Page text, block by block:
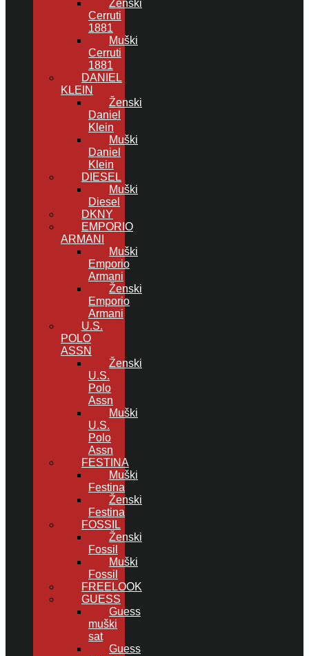
Ženski
Cerruti
1881
Muški
Cerruti
1881
DANIEL
KLEIN
Ženski
Daniel
Klein
Muški
Daniel
Klein
DIESEL
Muški
Diesel
DKNY
EMPORIO
ARMANI
Muški
Emporio
Armani
Ženski
Emporio
Armani
U.S.
POLO
ASSN
Ženski
U.S.
Polo
Assn
Muški
U.S.
Polo
Assn
FESTINA
Muški
Festina
Ženski
Festina
FOSSIL
Ženski
Fossil
Muški
Fossil
FREELOOK
GUESS
Guess
muški
sat
Guess